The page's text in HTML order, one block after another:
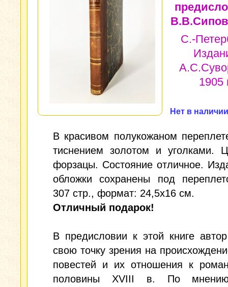
С.-
1905
Нет в наличии
В красивом полукожаном
тиснением золотом и уголками.
форзацы. Состояние отличное.
обложки сохранены под
307 стр., формат: 24,5x16 см.
Отличный подарок!
В предисловии к этой книге
свою точку зрения на
повестей и их отношения к
половины XVIII в. По